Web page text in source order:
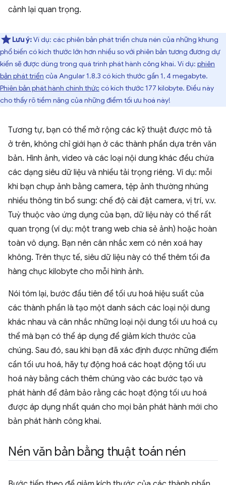
cảnh lại quan trọng.
Lưu ý:Ví dụ: các phiên bản phát triển chưa nén của những khung
phổ biến có kích thước lớn hơn nhiều so với phiên bản tương đương dự
kiến sẽ được dùng trong quá trình phát hành công khai. Ví dụ: phiên
bản phát triển của Angular 1.8.3 có kích thước gần 1, 4 megabyte.
Phiên bản phát hành chính thứccó kích thước 177 kilobyte. Điều này
cho thấy rõ tiềm năng của những điểm tối ưu hoá này!
Tương tự, bạn có thể mở rộng các kỹ thuật được mô tả
ở trên, không chỉ giới hạn ở các thành phần dựa trên văn
bản. Hình ảnh, video và các loại nội dung khác đều chứa
các dạng siêu dữ liệu và nhiều tải trọng riêng. Ví dụ: mỗi
khi bạn chụp ảnh bằng camera, tệp ảnh thường nhúng
nhiều thông tin bổ sung: chế độ cài đặt camera, vị trí, v.v.
Tuỳ thuộc vào ứng dụng của bạn, dữ liệu này có thể rất
quan trọng (ví dụ: một trang web chia sẻ ảnh) hoặc hoàn
toàn vô dụng. Bạn nên cân nhắc xem có nên xoá hay
không. Trên thực tế, siêu dữ liệu này có thể thêm tối đa
hàng chục kilobyte cho mỗi hình ảnh.
Nói tóm lại, bước đầu tiên để tối ưu hoá hiệu suất của
các thành phần là tạo một danh sách các loại nội dung
khác nhau và cân nhắc những loại nội dung tối ưu hoá cụ
thể mà bạn có thể áp dụng để giảm kích thước của
chúng. Sau đó, sau khi bạn đã xác định được những điểm
cần tối ưu hoá, hãy tự động hoá các hoạt động tối ưu
hoá này bằng cách thêm chúng vào các bước tạo và
phát hành để đảm bảo rằng các hoạt động tối ưu hoá
được áp dụng nhất quán cho mọi bản phát hành mới cho
bản phát hành công khai.
Nén văn bản bằng thuật toán nén